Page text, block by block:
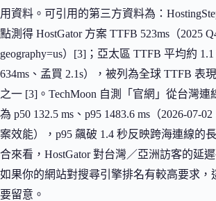
用資料。可引用的第三方資料為：
點測得 HostGator 方案 TTFB 523ms（2025
geography=us）[3]；亞太區 TTFB 平均約
634ms、孟買 2.1s），被列為全球 TTFB 表
之一 [3]。TechMoon 自測「官網」從台灣連
為 p50 132.5 ms、p95 1483.6 ms（2026-07-
案效能），p95 飆破 1.4 秒反映跨海連線的
合來看，HostGator 對台灣／亞洲訪客的延
如果你的網站對搜尋引擎排名有較高要求，
要留意。